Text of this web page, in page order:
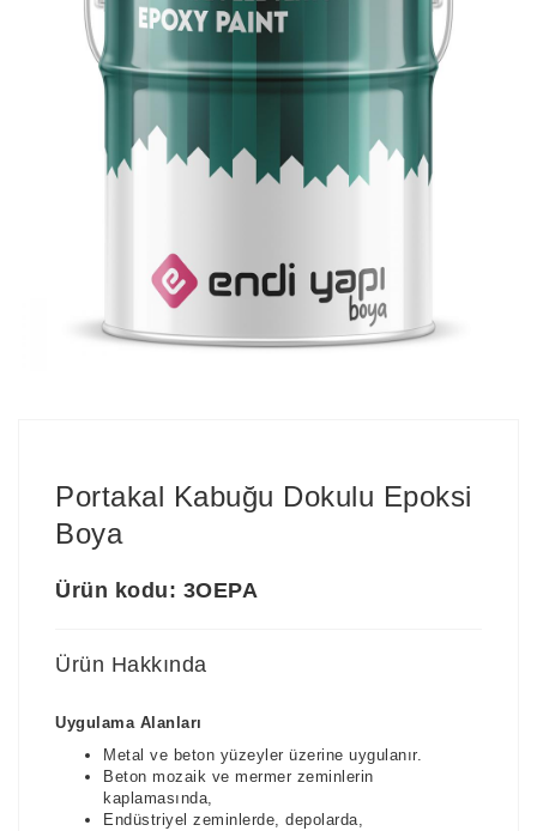
Portakal Kabuğu Dokulu Epoksi
Boya
Ürün kodu: 3OEPA
Ürün Hakkında
Uygulama Alanları
Metal ve beton yüzeyler üzerine uygulanır.
Beton mozaik ve mermer zeminlerin
kaplamasında,
Endüstriyel zeminlerde, depolarda,